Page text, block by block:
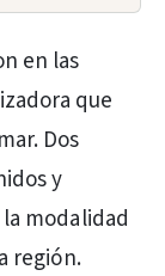
en las
que
Dos
y
modalidad
región.